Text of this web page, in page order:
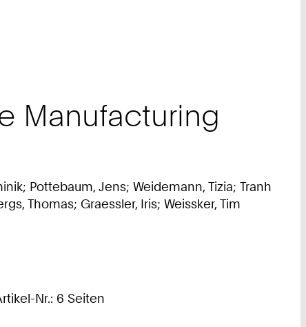
Manufacturing
Pottebaum, Jens; Weidemann, Tizia; Tranh
Thomas; Graessler, Iris; Weissker, Tim
Nr.: 6 Seiten